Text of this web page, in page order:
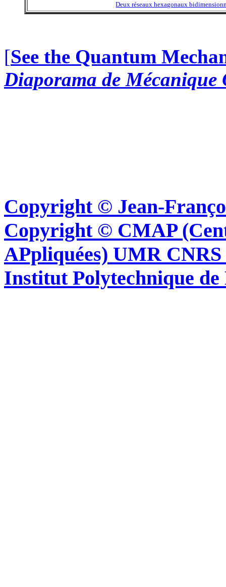
Deux réseaux hexagonaux
[See the Quantum
Diaporama de Mécanique
Copyright © Jean-
Copyright © CMAP
APpliquées) UMR
Institut Polytechnique de